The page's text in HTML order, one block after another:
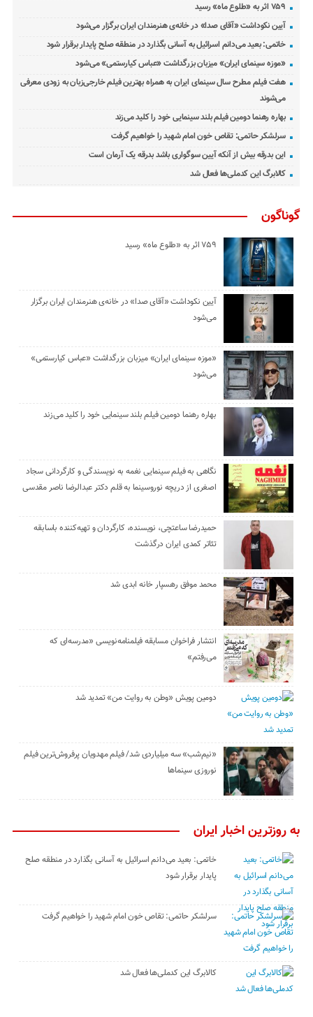
۷۵۹ اثر به «طلوع ماه» رسید
آیین نکوداشت «آقای صدا» در خانه‌ی هنرمندان ایران برگزار می‌شود
خاتمی: بعید می‌دانم اسرائیل به آسانی بگذارد در منطقه صلح پایدار برقرار شود
«موزه سینمای ایران» میزبان بزرگداشت «عباس کیارستمی» می‌شود
هفت فیلم مطرح سال سینمای ایران به همراه بهترین فیلم خارجی‌زبان به زودی معرفی
می‌شوند
بهاره رهنما دومین فیلم بلند سینمایی خود را کلید می‌زند
سرلشکر حاتمی: تقاص خون امام شهید را خواهیم گرفت
این بدرقه بیش از آنکه آیین سوگواری باشد بدرقه یک آرمان است
کالابرگ این کدملی‌ها فعال شد
گوناگون
۷۵۹ اثر به «طلوع ماه» رسید
آیین نکوداشت «آقای صدا» در خانه‌ی هنرمندان ایران برگزار
می‌شود
«موزه سینمای ایران» میزبان بزرگداشت «عباس کیارستمی»
می‌شود
بهاره رهنما دومین فیلم بلند سینمایی خود را کلید می‌زند
نگاهی به فیلم سینمایی نغمه به نویسندگی و کارگردانی سجاد
اصغری از دریچه نوروسینما به قلم دکتر عبدالرضا ناصر مقدسی
حمیدرضا ساعتچی، نویسنده، کارگردان و تهیه‌کننده باسابقه
تئاتر کمدی ایران درگذشت
محمد موفق رهسپار خانه ابدی شد
انتشار فراخوان مسابقه فیلمنامه‌نویسی «مدرسه‌ای که
می‌رفتم»
دومین پویش «وطن به روایت من» تمدید شد
«نیم‌شب» سه میلیاردی شد/ فیلم مهدویان پرفروش‌ترین فیلم
نوروزی سینماها
به روزترین اخبار ایران
خاتمی: بعید می‌دانم اسرائیل به آسانی بگذارد در منطقه صلح
پایدار برقرار شود
سرلشکر حاتمی: تقاص خون امام شهید را خواهیم گرفت
کالابرگ این کدملی‌ها فعال شد